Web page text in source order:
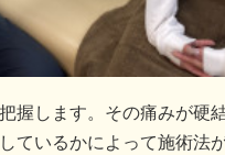
握します。その痛みが硬
ているかによって施術法